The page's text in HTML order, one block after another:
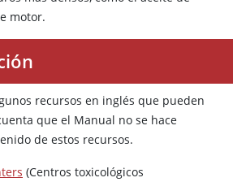
motor.
recursos en inglés que pueden
que el Manual no se hace
de estos recursos.
(Centros toxicológicos